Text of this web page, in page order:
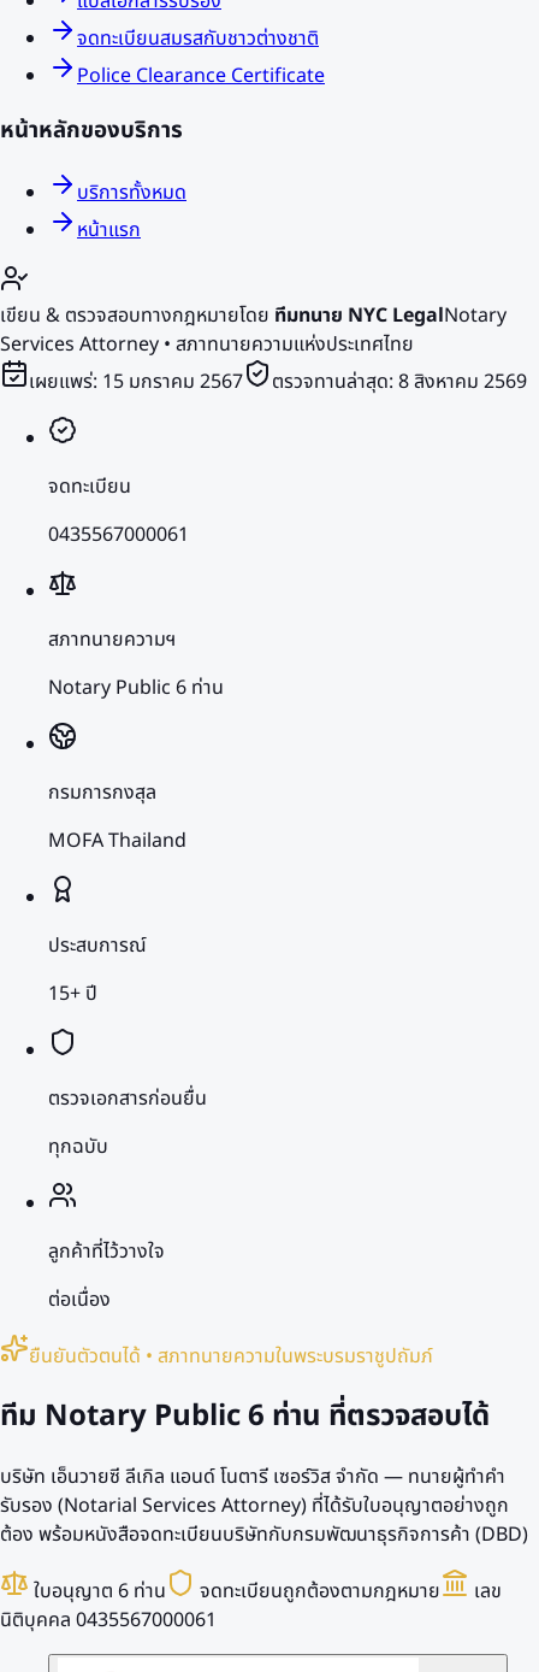
จดทะเบียนสมรสกับชาวต่างชาติ
Police Clearance Certificate
หน้าหลักของบริการ
บริการทั้งหมด
หน้าแรก
เขียน & ตรวจสอบทางกฎหมายโดย ทีมทนาย NYC LegalNotary
Services Attorney • สภาทนายความแห่งประเทศไทย
เผยแพร่: 15 มกราคม 2567 ตรวจทานล่าสุด: 8 สิงหาคม 2569
จดทะเบียน
0435567000061
สภาทนายความฯ
Notary Public 6 ท่าน
กรมการกงสุล
MOFA Thailand
ประสบการณ์
15+ ปี
ตรวจเอกสารก่อนยื่น
ทุกฉบับ
ลูกค้าที่ไว้วางใจ
ต่อเนื่อง
ยืนยันตัวตนได้ • สภาทนายความในพระบรมราชูปถัมภ์
ทีม Notary Public6 ท่าน ที่ตรวจสอบได้
บริษัท เอ็นวายซี ลีเกิล แอนด์ โนตารี เซอร์วิส จำกัด — ทนายผู้ทำคำ
รับรอง (Notarial Services Attorney) ที่ได้รับใบอนุญาตอย่างถูก
ต้อง พร้อมหนังสือจดทะเบียนบริษัทกับกรมพัฒนาธุรกิจการค้า (DBD)
ใบอนุญาต 6 ท่าน
จดทะเบียนถูกต้องตามกฎหมาย
เลข
นิติบุคคล 0435567000061